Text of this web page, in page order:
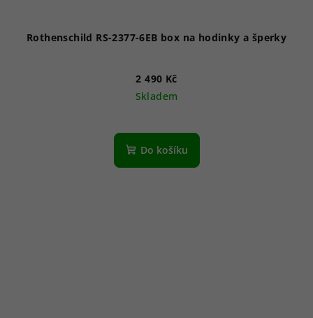
Rothenschild RS-2377-6EB box na hodinky a šperky
2 490 Kč
Skladem
Do košíku